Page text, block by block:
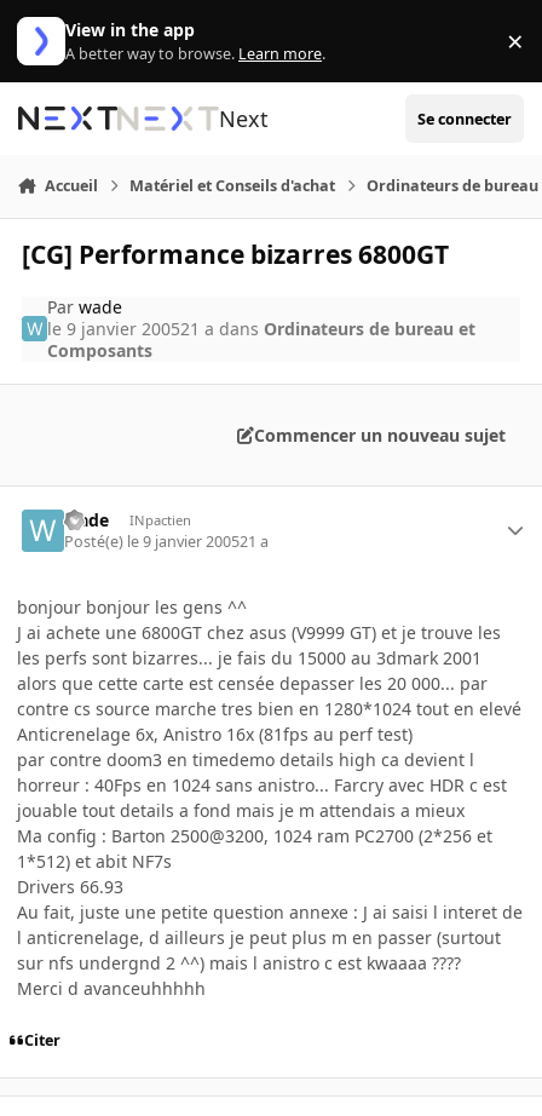
Aller au contenu
View in the app
A better way to browse. Learn more. ×
Next Se connecter
Accueil Matériel et Conseils d'achat Ordinateurs de bureau
[CG] Performance bizarres 6800GT
Parwade
le 9 janvier 200521 a dans Ordinateurs de bureau et
Composants
Commencer un nouveau sujet
wade INpactien
Posté(e) le 9 janvier 200521 a
bonjour bonjour les gens ^^
J ai achete une 6800GT chez asus (V9999 GT) et je trouve les
les perfs sont bizarres... je fais du 15000 au 3dmark 2001
alors que cette carte est censée depasser les 20 000... par
contre cs source marche tres bien en 1280*1024 tout en elevé
Anticrenelage 6x, Anistro 16x (81fps au perf test)
par contre doom3 en timedemo details high ca devient l
horreur : 40Fps en 1024 sans anistro... Farcry avec HDR c est
jouable tout details a fond mais je m attendais a mieux
Ma config : Barton 2500@3200, 1024 ram PC2700 (2*256 et
1*512) et abit NF7s
Drivers 66.93
Au fait, juste une petite question annexe : J ai saisi l interet de
l anticrenelage, d ailleurs je peut plus m en passer (surtout
sur nfs undergnd 2 ^^) mais l anistro c est kwaaaa ????
Merci d avanceuhhhhh
Citer